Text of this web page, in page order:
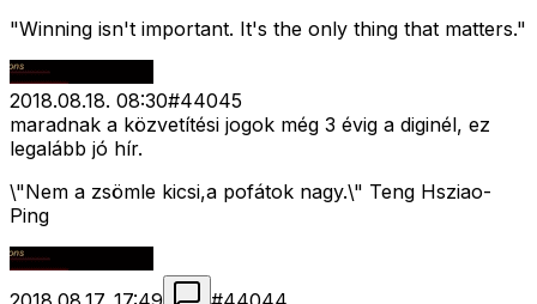
"Winning isn't important. It's the only thing that matters."
2018.08.18. 08:30#44045
maradnak a közvetítési jogok még 3 évig a diginél, ez
legalább jó hír.
\"Nem a zsömle kicsi,a pofátok nagy.\" Teng Hsziao-
Ping